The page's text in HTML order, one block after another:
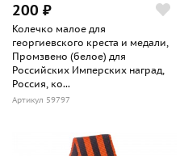
200 ₽
Колечко малое для
георгиевского креста и медали,
Промзвено (белое) для
Российских Имперских наград,
Россия, ко...
Артикул 59797